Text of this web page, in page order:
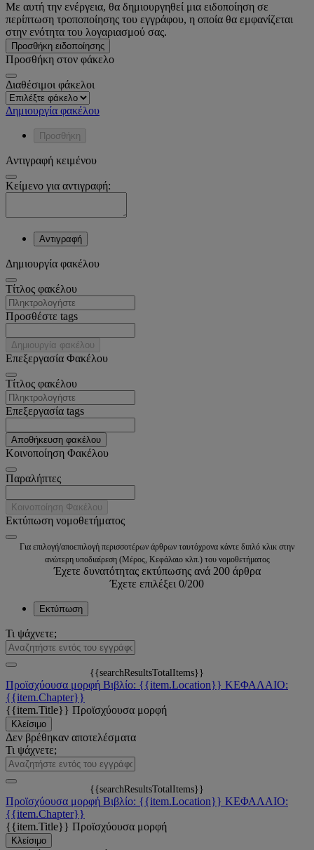
Με αυτή την ενέργεια, θα δημιουργηθεί μια ειδοποίηση σε
περίπτωση τροποποίησης του εγγράφου, η οποία θα εμφανίζεται
στην ενότητα του λογαριασμού σας.
Προσθήκη ειδοποίησης
Προσθήκη στον φάκελο
Διαθέσιμοι φάκελοι
Δημιουργία φακέλου
Προσθήκη
Αντιγραφή κειμένου
Κείμενο για αντιγραφή:
Αντιγραφή
Δημιουργία φακέλου
Tίτλος φακέλου
Προσθέστε tags
Δημιουργία φακέλου
Επεξεργασία Φακέλου
Tίτλος φακέλου
Επεξεργασία tags
Αποθήκευση φακέλου
Κοινοποίηση Φακέλου
Παραλήπτες
Κοινοποίηση Φακέλου
Εκτύπωση νομοθετήματος
Για επιλογή/αποεπιλογή περισσοτέρων άρθρων ταυτόχρονα κάντε διπλό κλικ στην
ανώτερη υποδιαίρεση (Μέρος, Κεφάλαιο κλπ.) του νομοθετήματος
Έχετε δυνατότητας εκτύπωσης ανά 200 άρθρα
Έχετε επιλέξει 0/200
Εκτύπωση
Τι ψάχνετε;
{{searchResultsTotalItems}}
Προϊσχύουσα μορφή Βιβλίο: {{item.Location}} ΚΕΦΑΛΑΙΟ:
{{item.Chapter}}
{{item.Title}} Προϊσχύουσα μορφή
Κλείσιμο
Δεν βρέθηκαν αποτελέσματα
Τι ψάχνετε;
{{searchResultsTotalItems}}
Προϊσχύουσα μορφή Βιβλίο: {{item.Location}} ΚΕΦΑΛΑΙΟ:
{{item.Chapter}}
{{item.Title}} Προϊσχύουσα μορφή
Κλείσιμο